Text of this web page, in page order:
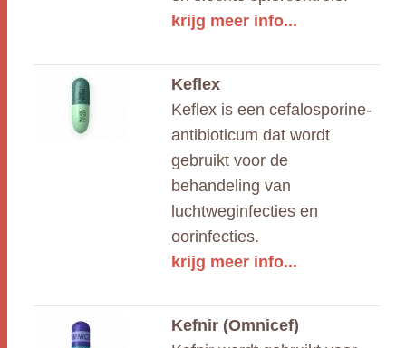
krijg meer info...
Keflex
Keflex is een cefalosporine-
antibioticum dat wordt
gebruikt voor de
behandeling van
luchtweginfecties en
oorinfecties.
krijg meer info...
Kefnir (Omnicef)